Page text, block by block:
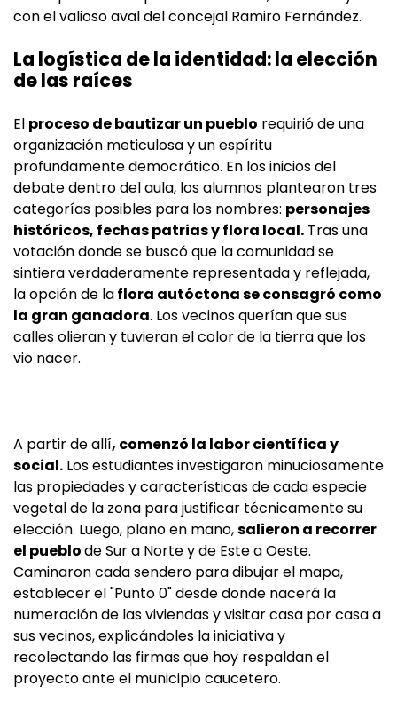
con el valioso aval del concejal Ramiro Fernández.
La logística de la identidad: la elección
de las raíces
El proceso de bautizar un pueblo requirió de una
organización meticulosa y un espíritu
profundamente democrático. En los inicios del
debate dentro del aula, los alumnos plantearon tres
categorías posibles para los nombres: personajes
históricos, fechas patrias y flora local. Tras una
votación donde se buscó que la comunidad se
sintiera verdaderamente representada y reflejada,
la opción de laflora autóctona se consagró como
la gran ganadora. Los vecinos querían que sus
calles olieran y tuvieran el color de la tierra que los
vio nacer.
A partir de allí, comenzó la labor científica y
social. Los estudiantes investigaron minuciosamente
las propiedades y características de cada especie
vegetal de la zona para justificar técnicamente su
elección. Luego, plano en mano,salieron a recorrer
el pueblode Sur a Norte y de Este a Oeste.
Caminaron cada sendero para dibujar el mapa,
establecer el "Punto 0" desde donde nacerá la
numeración de las viviendas y visitar casa por casa a
sus vecinos, explicándoles la iniciativa y
recolectando las firmas que hoy respaldan el
proyecto ante el municipio caucetero.